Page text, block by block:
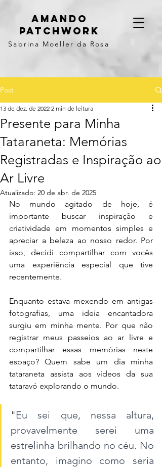
Amando
Patchwork
Sabrina Moeller da Rosa
Post
Presente para Minha
Tataraneta: Memórias
Registradas e Inspiração ao
Ar Livre
13 de dez. de 2022 2 min de leitura
Atualizado: 20 de abr. de 2025
No mundo agitado de hoje, é
importante buscar inspiração e
criatividade em momentos simples e
apreciar a beleza ao nosso redor. Por
isso, decidi compartilhar com vocês
uma experiência especial que tive
recentemente.
Enquanto estava mexendo em antigas
fotografias, uma ideia encantadora
surgiu em minha mente. Por que não
registrar meus passeios ao ar livre e
compartilhar essas memórias neste
espaço? Quem sabe um dia minha
tataraneta assista aos vídeos da sua
tataravó explorando o mundo.
"Eu sei que, nessa altura,
provavelmente serei uma
estrelinha brilhando no céu. No
entanto, imagino como seria